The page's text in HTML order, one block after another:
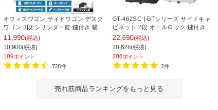
オフィスワゴン サイドワゴン デスク
ワゴン 3段 シリンダー錠 鍵付き 幅
390×奥行510×高さ600mm【ホワイ
ト・ブラック】
11,990(税込)
10,900(税抜)
109ポイント
728件
GT-462SC | GTシリーズ サイドキャ
ビネット 2段 オールロック 鍵付き オ
フィスワゴン サイドワゴン デスクワ
ゴン 収納 幅395×奥行550×高さ
616mm 【完成品】
22,690(税込)
20,628(税抜)
206ポイント
2件
売れ筋商品ランキングをもっと見る